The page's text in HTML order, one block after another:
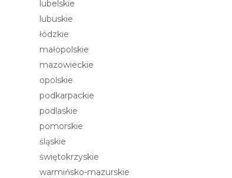
lubelskie
lubuskie
łódzkie
małopolskie
mazowieckie
opolskie
podkarpackie
podlaskie
pomorskie
śląskie
świętokrzyskie
warmińsko-mazurskie